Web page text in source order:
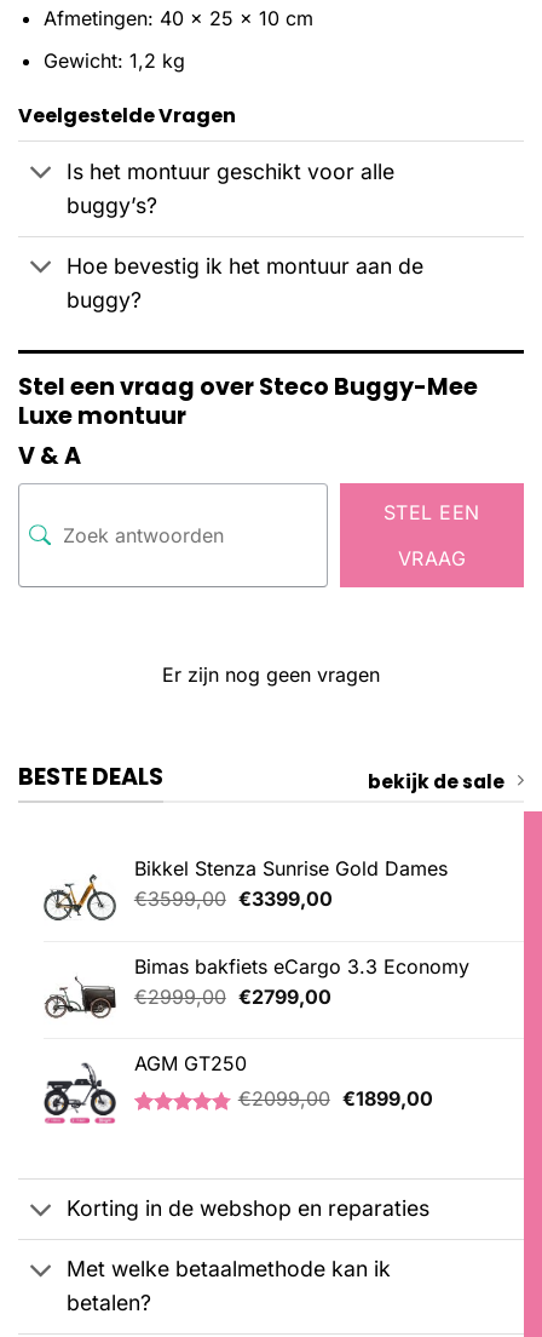
Afmetingen: 40 x 25 x 10 cm
Gewicht: 1,2 kg
Veelgestelde Vragen
Is het montuur geschikt voor alle
buggy’s?
Hoe bevestig ik het montuur aan de
buggy?
Stel een vraag over Steco Buggy-Mee
Luxe montuur
V & A
STEL EEN
VRAAG
Er zijn nog geen vragen
BESTE DEALS bekijk de sale
Bikkel Stenza Sunrise Gold Dames
€3599,00 Oorspronkelijke
€3599,00.
€3399,00Huidige
€3399,00.
Bimas bakfiets eCargo 3.3 Economy
€2999,00 Oorspronkelijke
€2999,00.
€2799,00Huidige
AGM GT250
klantbeoordelingen
€2099,00 Oorspronkelijke
€1899,00Huidige
Korting in de webshop en reparaties
Met welke betaalmethode kan ik
betalen?